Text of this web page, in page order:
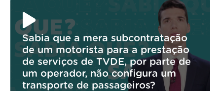
Sabia que a mera subcontratação
de um motorista para a prestação
de serviços de TVDE, por parte de
um operador, não configura um
transporte de passageiros?